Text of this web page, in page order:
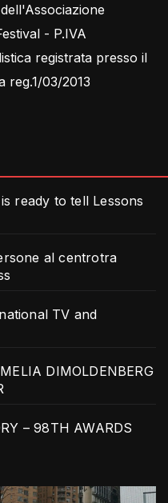
- P.IVA
registrata presso il
reg.1/03/2013
ready to tell Lessons
al centrotra
TV and
DIMOLDENBERG
– 98TH AWARDS